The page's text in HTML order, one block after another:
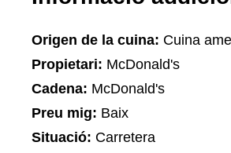
Origen de la cuina: Cuina
Propietari: McDonald's
Cadena: McDonald's
Preu mig: Baix
Situació: Carretera